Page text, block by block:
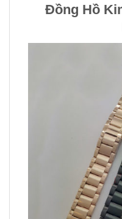
Đồng Hồ